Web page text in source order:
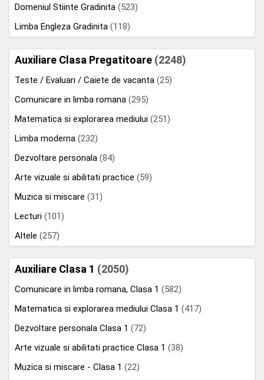
Domeniul Stiinte Gradinita (523)
Limba Engleza Gradinita (118)
Auxiliare Clasa Pregatitoare (2248)
Teste / Evaluari / Caiete de vacanta (25)
Comunicare in limba romana (295)
Matematica si explorarea mediului (251)
Limba moderna (232)
Dezvoltare personala (84)
Arte vizuale si abilitati practice (59)
Muzica si miscare (31)
Lecturi (101)
Altele (257)
Auxiliare Clasa 1 (2050)
Comunicare in limba romana, Clasa 1 (582)
Matematica si explorarea mediului Clasa 1 (417)
Dezvoltare personala Clasa 1 (72)
Arte vizuale si abilitati practice Clasa 1 (38)
Muzica si miscare - Clasa 1 (22)